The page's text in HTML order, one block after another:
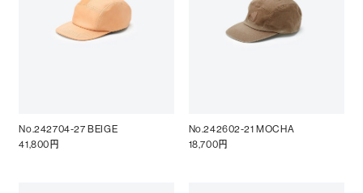
No.242704-27 BEIGE
41,800円
No.242602-21 MOCHA
18,700円